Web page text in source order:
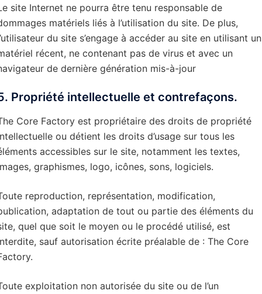
site Internet ne pourra être tenu responsable de
matériels liés à l’utilisation du site. De plus,
du site s’engage à accéder au site en utilisant un
récent, ne contenant pas de virus et avec un
de dernière génération mis-à-jour
Propriété intellectuelle et contrefaçons.
Core Factory est propriétaire des droits de propriété
ou détient les droits d’usage sur tous les
accessibles sur le site, notamment les textes,
graphismes, logo, icônes, sons, logiciels.
reproduction, représentation, modification,
adaptation de tout ou partie des éléments du
quel que soit le moyen ou le procédé utilisé, est
sauf autorisation écrite préalable de : The Core
exploitation non autorisée du site ou de l’un